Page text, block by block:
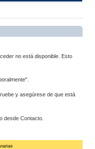
no está disponible. Esto
y asegúrese de que está
desde Contacto.